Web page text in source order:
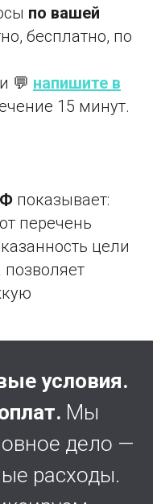
по вашей
бесплатно, по
💬 напишите в
15 минут.
показывает:
перечень
цели
условия.
Мы
дело —
расходы.